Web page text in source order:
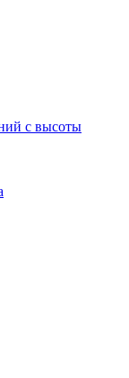
с высоты